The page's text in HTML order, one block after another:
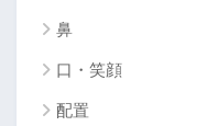
鼻
口・笑顔
配置